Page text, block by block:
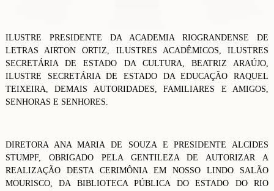
ILUSTRE PRESIDENTE DA ACADEMIA RIOGRANDENSE DE
LETRAS AIRTON ORTIZ, ILUSTRES ACADÊMICOS, ILUSTRES
SECRETÁRIA DE ESTADO DA CULTURA, BEATRIZ ARAÚJO,
ILUSTRE SECRETÁRIA DE ESTADO DA EDUCAÇÃO RAQUEL
TEIXEIRA, DEMAIS AUTORIDADES, FAMILIARES E AMIGOS,
SENHORAS E SENHORES.
DIRETORA ANA MARIA DE SOUZA E PRESIDENTE ALCIDES
STUMPF, OBRIGADO PELA GENTILEZA DE AUTORIZAR A
REALIZAÇÃO DESTA CERIMÔNIA EM NOSSO LINDO SALÃO
MOURISCO, DA BIBLIOTECA PÚBLICA DO ESTADO DO RIO